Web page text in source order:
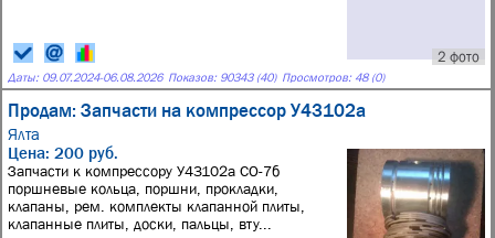
2 фото
Даты: 09.07.2024-06.08.2026 Показов: 90343 (40) Просмотров: 48 (0)
Продам: Запчасти на компрессор У43102а
Ялта
Цена: 200 руб.
Запчасти к компрессору У43102а СО-7б
поршневые кольца, поршни, прокладки,
клапаны, рем. комплекты клапанной плиты,
клапанные плиты, доски, пальцы, вту...